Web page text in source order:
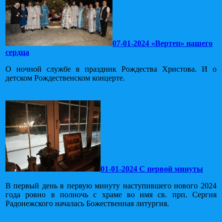
07-01-2024 «Вертеп» нашего
сердца
О ночной службе в праздник Рождества Христова. И о
детском Рождественском концерте.
01-01-2024 С первой минуты
В первый день в первую минуту наступившего нового 2024
года ровно в полночь с храме во имя св. прп. Сергия
Радонежского началась Божественная литургия.